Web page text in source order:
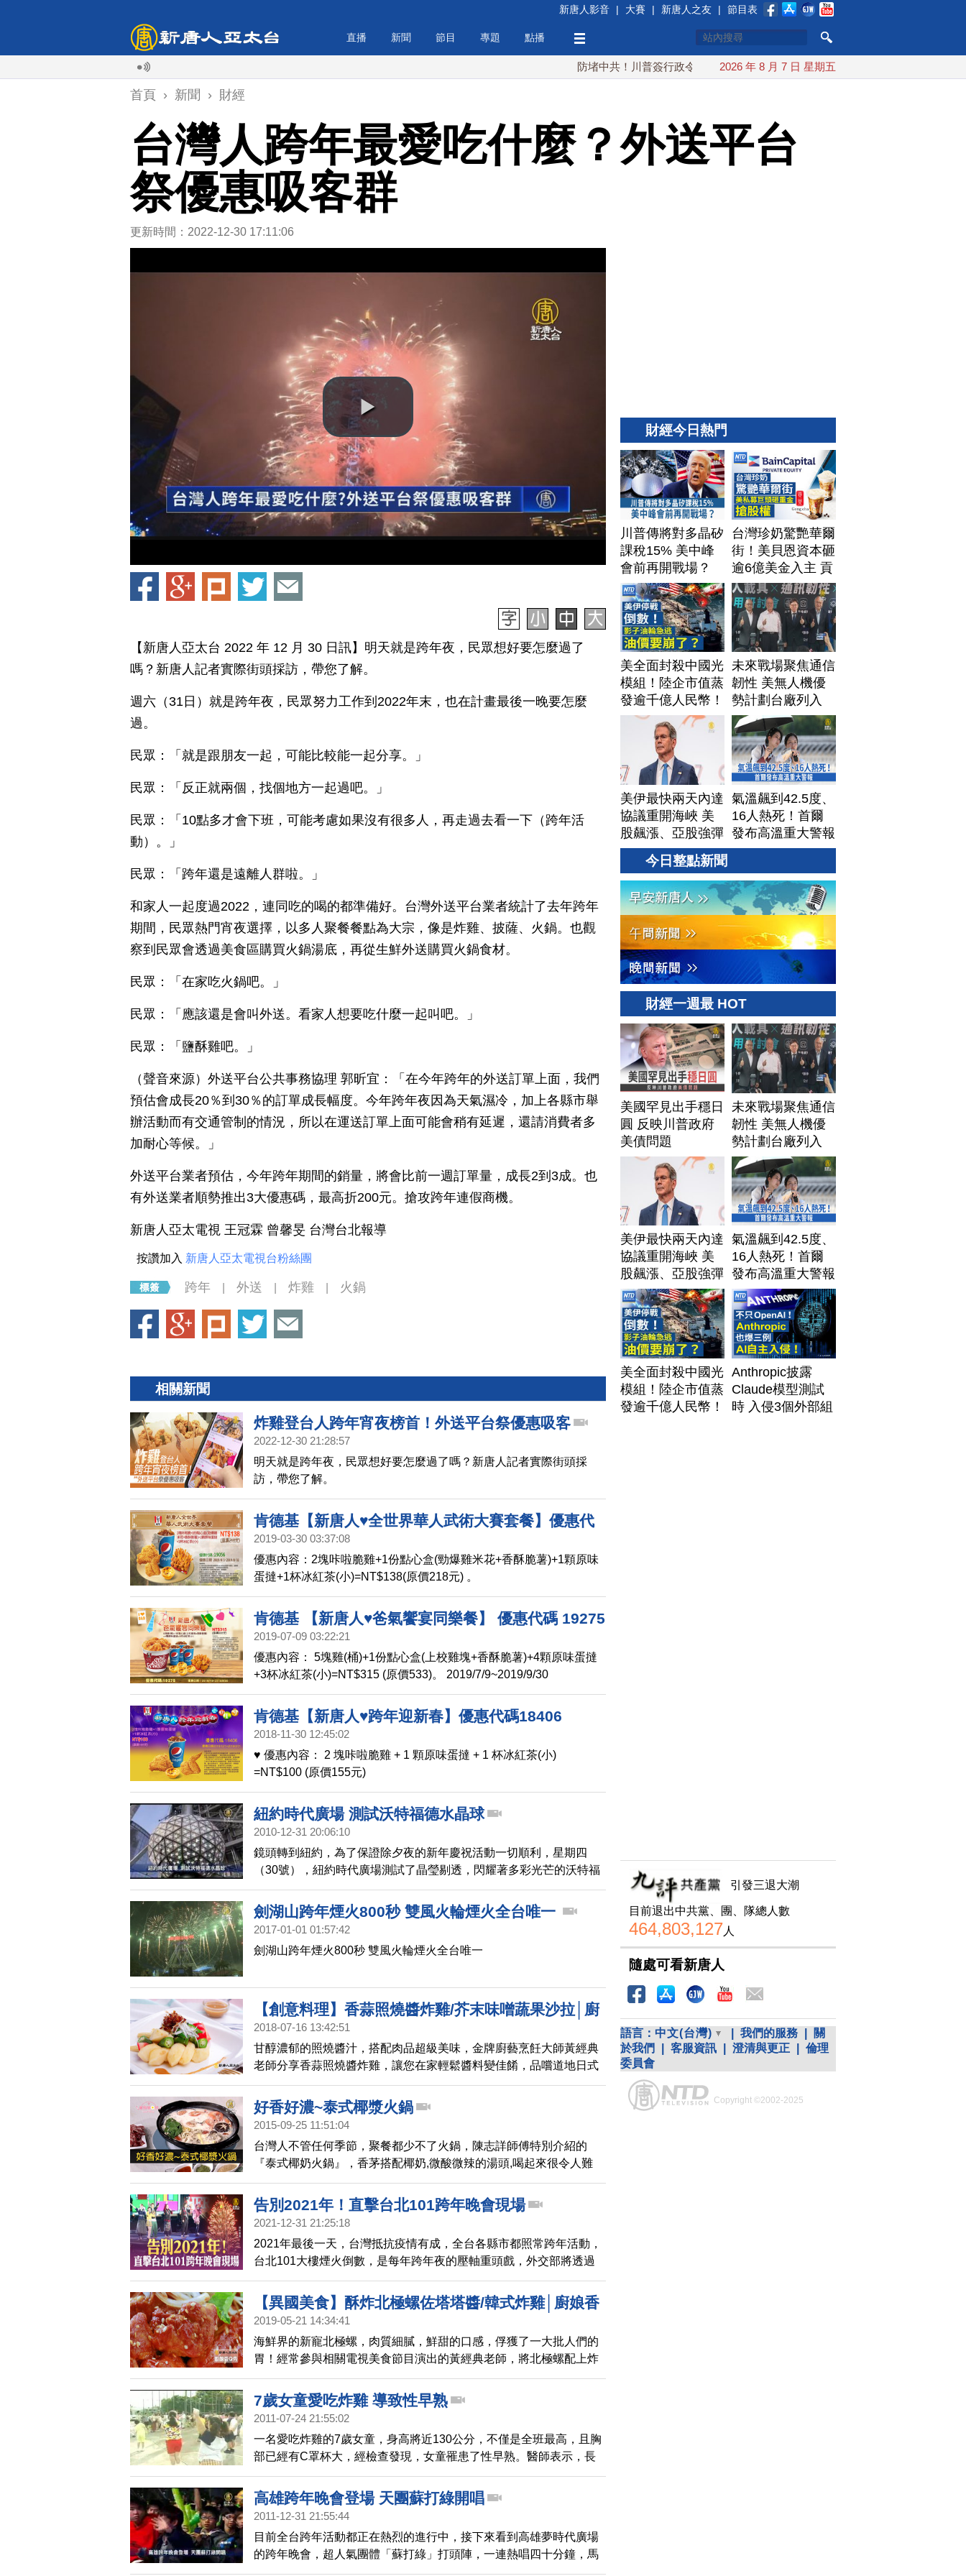
新唐人影音 | 大賽 | 新唐人之友 | 節目表
直播 新聞 節目 專題 點播
防堵中共！川普簽行政令 對多晶矽課15%關稅 日本氣象廳緊盯白海豚颱風 台灣最快
2026 年 8 月 7 日 星期五
首頁 › 新聞 › 財經
台灣人跨年最愛吃什麼？外送平台
祭優惠吸客群
更新時間：2022-12-30 17:11:06
【新唐人亞太台 2022 年 12 月 30 日訊】明天就是跨年夜，民眾想好要怎麼過了
嗎？新唐人記者實際街頭採訪，帶您了解。
週六（31日）就是跨年夜，民眾努力工作到2022年末，也在計畫最後一晚要怎麼
過。
民眾：「就是跟朋友一起，可能比較能一起分享。」
民眾：「反正就兩個，找個地方一起過吧。」
民眾：「10點多才會下班，可能考慮如果沒有很多人，再走過去看一下（跨年活
動）。」
民眾：「跨年還是遠離人群啦。」
和家人一起度過2022，連同吃的喝的都準備好。台灣外送平台業者統計了去年跨年
期間，民眾熱門宵夜選擇，以多人聚餐餐點為大宗，像是炸雞、披薩、火鍋。也觀
察到民眾會透過美食區購買火鍋湯底，再從生鮮外送購買火鍋食材。
民眾：「在家吃火鍋吧。」
民眾：「應該還是會叫外送。看家人想要吃什麼一起叫吧。」
民眾：「鹽酥雞吧。」
（聲音來源）外送平台公共事務協理 郭昕宜：「在今年跨年的外送訂單上面，我們
預估會成長20％到30％的訂單成長幅度。今年跨年夜因為天氣濕冷，加上各縣市舉
辦活動而有交通管制的情況，所以在運送訂單上面可能會稍有延遲，還請消費者多
加耐心等候。」
外送平台業者預估，今年跨年期間的銷量，將會比前一週訂單量，成長2到3成。也
有外送業者順勢推出3大優惠碼，最高折200元。搶攻跨年連假商機。
新唐人亞太電視 王冠霖 曾馨旻 台灣台北報導
按讚加入 新唐人亞太電視台粉絲團
跨年 外送 炸雞 火鍋
相關新聞
炸雞登台人跨年宵夜榜首！外送平台祭優惠吸客
2022-12-30 21:28:57
明天就是跨年夜，民眾想好要怎麼過了嗎？新唐人記者實際街頭採
訪，帶您了解。
肯德基【新唐人♥全世界華人武術大賽套餐】優惠代
碼19056
2019-03-30 03:37:08
優惠內容：2塊咔啦脆雞+1份點心盒(勁爆雞米花+香酥脆薯)+1顆原味
蛋撻+1杯冰紅茶(小)=NT$138(原價218元) 。
肯德基 【新唐人♥爸氣饗宴同樂餐】 優惠代碼 19275
2019-07-09 03:22:21
優惠內容： 5塊雞(桶)+1份點心盒(上校雞塊+香酥脆薯)+4顆原味蛋撻
+3杯冰紅茶(小)=NT$315 (原價533)。 2019/7/9~2019/9/30
肯德基【新唐人♥跨年迎新春】優惠代碼18406
2018-11-30 12:45:02
♥ 優惠內容： 2 塊咔啦脆雞 + 1 顆原味蛋撻 + 1 杯冰紅茶(小)
=NT$100 (原價155元)
紐約時代廣場 測試沃特福德水晶球
2010-12-31 20:06:10
鏡頭轉到紐約，為了保證除夕夜的新年慶祝活動一切順利，星期四
（30號），紐約時代廣場測試了晶瑩剔透，閃耀著多彩光芒的沃特福
德水晶球。
劍湖山跨年煙火800秒 雙風火輪煙火全台唯一
2017-01-01 01:57:42
劍湖山跨年煙火800秒 雙風火輪煙火全台唯一
【創意料理】香蒜照燒醬炸雞/芥末味噌蔬果沙拉│廚
娘香Q秀(457)
2018-07-16 13:42:51
甘醇濃郁的照燒醬汁，搭配肉品超級美味，金牌廚藝烹飪大師黃經典
老師分享香蒜照燒醬炸雞，讓您在家輕鬆醬料變佳餚，品嚐道地日式
風味！他表示醬油米酒是1:1，另因味醂不宜烹煮太久，所以照燒醬是
加傳統麥芽糖，增加黏稠性及香氣，而且照燒醬冷凍得宜，因還是液
體，可以保存三至五年。芥末味噌蔬果沙拉，不用複雜的調味就很可
泡，通常泡一二分鐘味道就出來了。濃郁味道讓人食指大動！
好香好濃~泰式椰漿火鍋
2015-09-25 11:51:04
台灣人不管任何季節，聚餐都少不了火鍋，陳志詳師傅特別介紹的
『泰式椰奶火鍋』，香茅搭配椰奶,微酸微辣的湯頭,喝起來很令人難
忘!
告別2021年！直擊台北101跨年晚會現場
2021-12-31 21:25:18
2021年最後一天，台灣抵抗疫情有成，全台各縣市都照常跨年活動，
台北101大樓煙火倒數，是每年跨年夜的壓軸重頭戲，外交部將透過
國際衛星訊號向全球轉播。今天從下午三點開放入場，不少民眾排隊
等候，晚會從七點開始，帶您直擊北市的跨年現場。
【異國美食】酥炸北極螺佐塔塔醬/韓式炸雞│廚娘香
Q秀(498)
2019-05-21 14:34:41
海鮮界的新寵北極螺，肉質細膩，鮮甜的口感，俘獲了一大批人們的
胃！經常參與相關電視美食節目演出的黃經典老師，將北極螺配上炸
海鮮的超級麻吉清爽微酸美味的塔塔醬，酥炸北極螺佐塔塔醬真是美
食好夥伴！甜甜辣辣香酥多汁口味很多的韓式炸雞，作法簡單，韓式
炸雞的美食好風味飄香啊！
7歲女童愛吃炸雞 導致性早熟
2011-07-24 21:55:02
一名愛吃炸雞的7歲女童，身高將近130公分，不僅是全班最高，且胸
部已經有C罩杯大，經檢查發現，女童罹患了性早熟。醫師表示，長
期食用炸雞等油炸食品，可能增加性早熟罹病的機率。
高雄跨年晚會登場 天團蘇打綠開唱
2011-12-31 21:55:44
目前全台跨年活動都正在熱烈的進行中，接下來看到高雄夢時代廣場
的跨年晚會，超人氣團體「蘇打綠」打頭陣，一連熱唱四十分鐘，馬
上看到現場的精采畫面。
財經今日熱門
川普傳將對多晶矽
課稅15% 美中峰
會前再開戰場？
台灣珍奶驚艷華爾
街！美貝恩資本砸
逾6億美金入主 貢
茶拓國際版圖加速
攻美？｜#財經新
聞｜
20260806(四)
美全面封殺中國光
模組！陸企市值蒸
發逾千億人民幣！
AI資料中心供應鏈
洗牌？台灣喜迎轉
單！成關鍵樞紐？
｜#財經新聞
│20260805 (三)
未來戰場聚焦通信
韌性 美無人機優
勢計劃台廠列入
美伊最快兩天內達
協議重開海峽 美
股飆漲、亞股強彈
氣溫飆到42.5度、
16人熱死！首爾
發布高溫重大警報
今日整點新聞
財經一週最 HOT
美國罕見出手穩日
圓 反映川普政府
美債問題
未來戰場聚焦通信
韌性 美無人機優
勢計劃台廠列入
美伊最快兩天內達
協議重開海峽 美
股飆漲、亞股強彈
氣溫飆到42.5度、
16人熱死！首爾
發布高溫重大警報
美全面封殺中國光
模組！陸企市值蒸
發逾千億人民幣！
Anthropic披露
Claude模型測試
時 入侵3個外部組
引發三退大潮
目前退出中共黨、團、隊總人數
464,803,127人
隨處可看新唐人
語言： 中文(台灣) 我們的服務
關
於我們
客服資訊 澄清與更正
倫理
委員會
Copyright ©2002-2025